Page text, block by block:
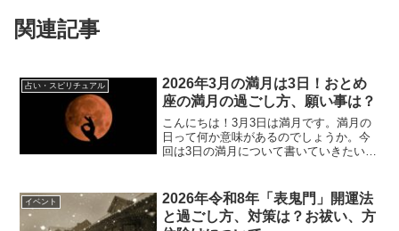
関連記事
占い・スピリチュアル
2026年3月の満月は3日！おとめ
座の満月の過ごし方、願い事は？
こんにちは！3月3日は満月です。満月の
日って何か意味があるのでしょうか。今
回は3日の満月について書いていきたいと
年3月の満月3月3日(火)20:39に満月にな...
イベント
2026年令和8年「表鬼門」開運法
と過ごし方、対策は？お祓い、方